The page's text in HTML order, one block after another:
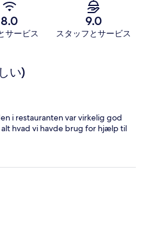
8.0
サービス
9.0
スタッフとサービス
い)
i restauranten var virkelig god
hvad vi havde brug for hjælp til